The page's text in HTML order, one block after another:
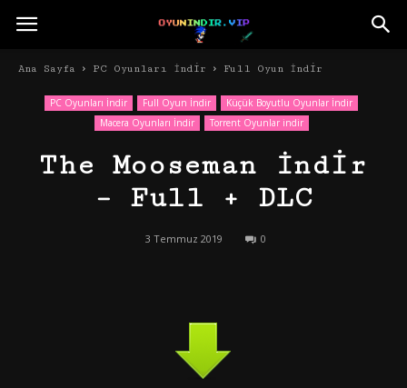
Ana Sayfa PC Oyunları İndir Full Oyun İndir
PC Oyunları İndir Full Oyun İndir
Küçük Boyutlu Oyunlar İndir
Macera Oyunları İndir
Torrent Oyunlar indir
The Mooseman İndir
– Full + DLC
3 Temmuz 2019 0